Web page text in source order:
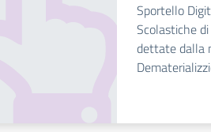
Sportello
Scolastiche
dettate dalla